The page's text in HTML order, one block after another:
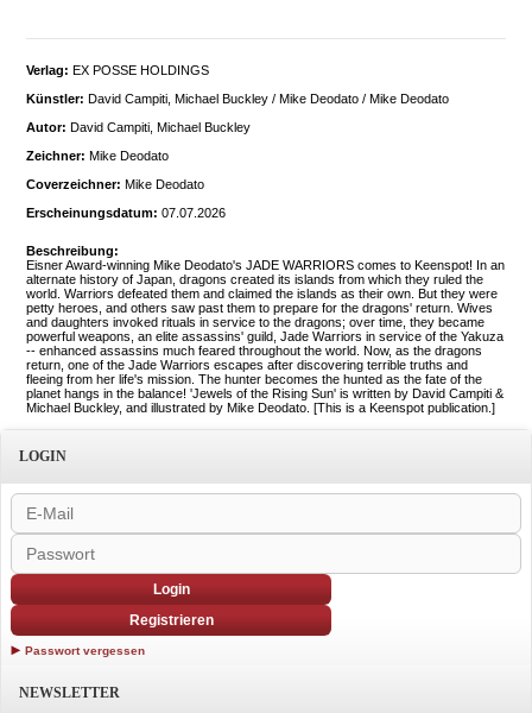
Verlag: EX POSSE HOLDINGS
Künstler: David Campiti, Michael Buckley / Mike Deodato / Mike Deodato
Autor: David Campiti, Michael Buckley
Zeichner: Mike Deodato
Coverzeichner: Mike Deodato
Erscheinungsdatum: 07.07.2026
Beschreibung:
Eisner Award-winning Mike Deodato's JADE WARRIORS comes to Keenspot! In an
alternate history of Japan, dragons created its islands from which they ruled the
world. Warriors defeated them and claimed the islands as their own. But they were
petty heroes, and others saw past them to prepare for the dragons' return. Wives
and daughters invoked rituals in service to the dragons; over time, they became
powerful weapons, an elite assassins' guild, Jade Warriors in service of the Yakuza
-- enhanced assassins much feared throughout the world. Now, as the dragons
return, one of the Jade Warriors escapes after discovering terrible truths and
fleeing from her life's mission. The hunter becomes the hunted as the fate of the
planet hangs in the balance! 'Jewels of the Rising Sun' is written by David Campiti &
Michael Buckley, and illustrated by Mike Deodato. [This is a Keenspot publication.]
LOGIN
Login
Registrieren
Passwort vergessen
NEWSLETTER